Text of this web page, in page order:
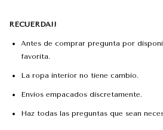
RECUERDA!!
Antes de comprar pregunta por
favorita.
La ropa interior no tiene cambio.
Envios empacados discretamente.
Haz todas las preguntas que sean